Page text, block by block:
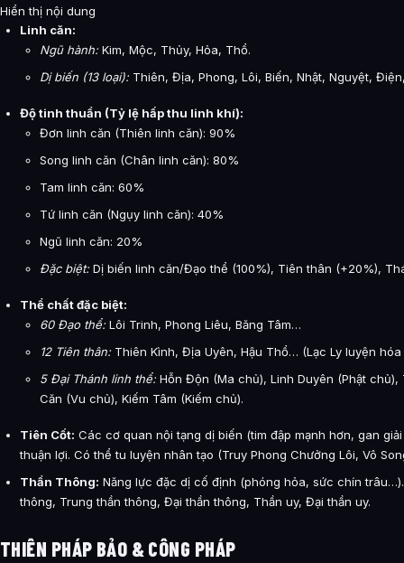
Hiển thị nội dung
Linh căn:
Ngũ hành:Kim, Mộc, Thủy, Hỏa, Thổ.
Dị biến (13 loại):Thiên, Địa, Phong, Lôi, Biến, Nhật, Nguyệt,
Độ tinh thuần (Tỷ lệ hấp thu linh khí):
Đơn linh căn (Thiên linh căn): 90%
Song linh căn (Chân linh căn): 80%
Tam linh căn: 60%
Tứ linh căn (Ngụy linh căn): 40%
Ngũ linh căn: 20%
Đặc biệt:Dị biến linh căn/Đạo thể (100%), Tiên thân (+20%),
Thể chất đặc biệt:
60 Đạo thể:Lôi Trinh, Phong Liêu, Băng Tâm…
12 Tiên thân:Thiên Kình, Địa Uyên, Hậu Thổ… (Lạc Ly luyện hóa
5 Đại Thánh linh thể:Hỗn Độn (Ma chủ), Linh Duyên (Phật
Căn (Vu chủ), Kiếm Tâm (Kiếm chủ).
Tiên Cốt: Các cơ quan nội tạng dị biến (tim đập mạnh hơn, gan
thuận lợi. Có thể tu luyện nhân tạo (Truy Phong Chưởng Lôi, Vô
Thần Thông: Năng lực đặc dị cố định (phóng hỏa, sức chín
thông, Trung thần thông, Đại thần thông, Thần uy, Đại thần uy.
THIÊN PHÁP BẢO & CÔNG PHÁP